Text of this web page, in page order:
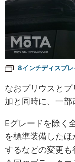
8インチディスプレ
なおプリウスと
加と同時に、一部
Eグレードを除く
を標準装備した
するなどの変更も